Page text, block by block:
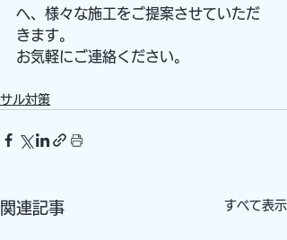
へ、様々な施工をご提案させていただ
きます。
お気軽にご連絡ください。
サル対策
関連記事 すべて表示